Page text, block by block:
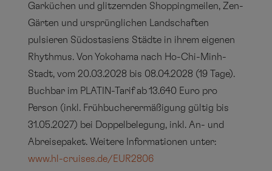
Garküchen und glitzernden Shoppingmeilen, Zen-
Gärten und ursprünglichen Landschaften
pulsieren Südostasiens Städte in ihrem eigenen
Rhythmus. Von Yokohama nach Ho-Chi-Minh-
Stadt, vom 20.03.2028 bis 08.04.2028 (19 Tage).
Buchbar im PLATIN-Tarif ab 13.640 Euro pro
Person (inkl. Frühbucherermäßigung gültig bis
31.05.2027) bei Doppelbelegung, inkl. An- und
Abreisepaket. Weitere Informationen unter:
www.hl-cruises.de/EUR2806